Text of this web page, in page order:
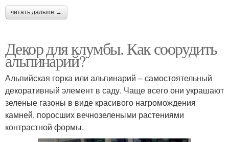
читать дальше →
Декор для клумбы. Как соорудить
альпинарий?
Альпийская горка или альпинарий – самостоятельный
декоративный элемент в саду. Чаще всего они украшают
зеленые газоны в виде красивого нагромождения
камней, поросших вечнозелеными растениями
контрастной формы.